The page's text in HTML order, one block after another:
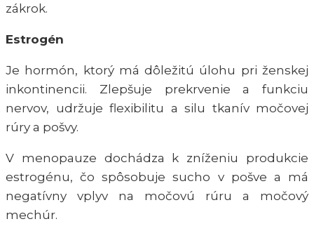
zákrok.
Estrogén
Je hormón, ktorý má dôležitú úlohu pri ženskej
inkontinencii. Zlepšuje prekrvenie a funkciu
nervov, udržuje flexibilitu a silu tkanív močovej
rúry a pošvy.
V menopauze dochádza k zníženiu produkcie
estrogénu, čo spôsobuje sucho v pošve a má
negatívny vplyv na močovú rúru a močový
mechúr.